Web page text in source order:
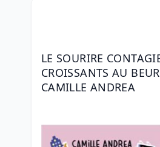
LE SOURIRE
CROISSANTS AU
CAMILLE ANDREA